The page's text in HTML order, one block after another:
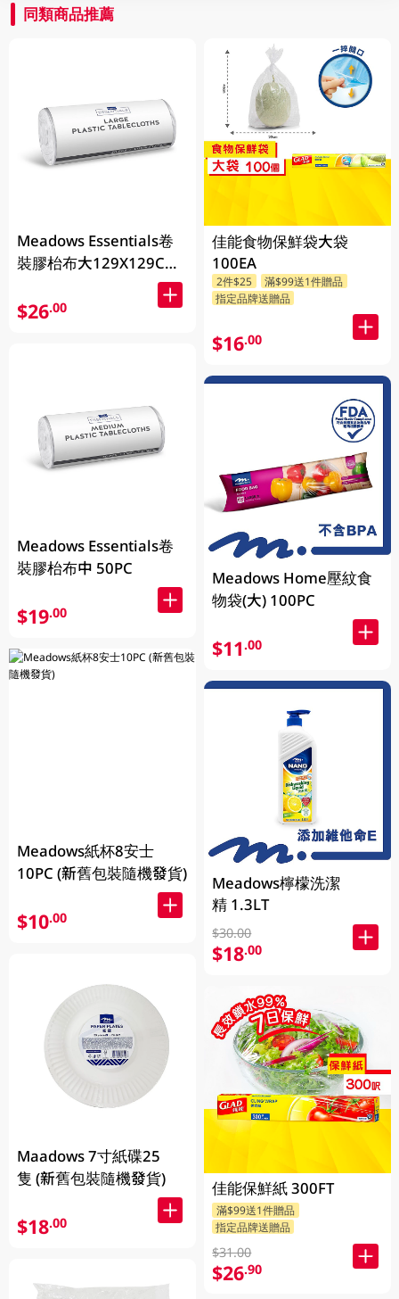
同類商品推薦
Meadows Essentials卷
裝膠枱布大129X129CM
$26.00
Meadows Essentials卷
裝膠枱布中 50PC
$19.00
Meadows紙杯8安士
10PC (新舊包裝隨機發貨)
$10.00
Maadows 7寸紙碟25
隻 (新舊包裝隨機發貨)
$18.00
佳能食物保鮮袋大袋
100EA
2件$25
滿$99送1件贈品
指定品牌送贈品
$16.00
Meadows Home壓紋食
物袋(大) 100PC
$11.00
Meadows檸檬洗潔
精 1.3LT
$30.00
$18.00
佳能保鮮紙 300FT
滿$99送1件贈品
指定品牌送贈品
$31.00
$26.90